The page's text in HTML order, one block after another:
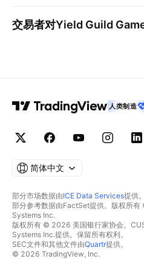
交易者对Yield Guild
人类制造
简体中文
部分市场数据由ICE Data Services提供。
部分参考数据由FactSet提供。版权所
Systems Inc.
版权所有 © 2026 美国银行家协会。
Systems Inc.提供。保留所有权利。
SEC文件和其他文件由Quartr提供。
© 2026 TradingView, Inc.